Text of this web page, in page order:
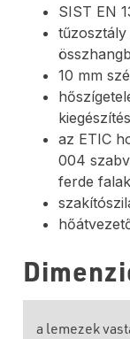
SIST EN
tűzosztály
10 mm
az ETIC
004
ferde
a lemezek